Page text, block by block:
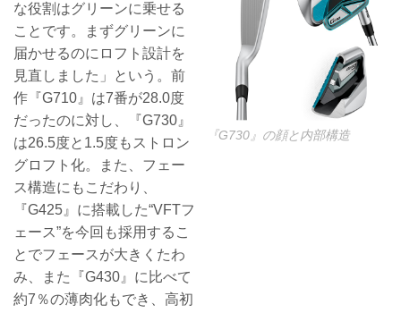
な役割はグリーンに乗せる
ことです。まずグリーンに
届かせるのにロフト設計を
見直しました」という。前
作『G710』は7番が28.0度
だったのに対し、『G730』
は26.5度と1.5度もストロン
グロフト化。また、フェー
ス構造にもこだわり、
『G425』に搭載した“VFTフ
ェース”を今回も採用するこ
とでフェースが大きくたわ
み、また『G430』に比べて
約7％の薄肉化もでき、高初
『G730』の顔と内部構造